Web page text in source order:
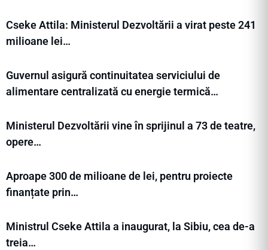
Cseke Attila: Ministerul Dezvoltării a virat peste 241
milioane lei…
Guvernul asigură continuitatea serviciului de
alimentare centralizată cu energie termică…
Ministerul Dezvoltării vine în sprijinul a 73 de teatre,
opere…
Aproape 300 de milioane de lei, pentru proiecte
finanțate prin…
Ministrul Cseke Attila a inaugurat, la Sibiu, cea de-a
treia…